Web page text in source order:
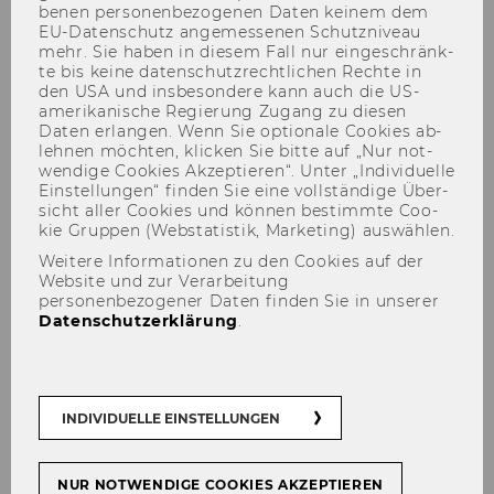
Unsere Studie: Aufbruch zu
einer neuen Schulkultur
TEILEN TEILEN
Hand­lungs­emp­feh­lun­gen für Leh­ren­
hungs­be­rech­tig­te zur er­folg­rei­chen
be­nen per­so­nen­be­zo­ge­nen Daten kei­nem dem
EU-​Datenschutz an­ge­mes­se­nen Schutz­ni­veau
mehr. Sie haben in die­sem Fall nur ein­ge­schränk­
te bis keine da­ten­schutz­recht­li­chen Rech­te in
den USA und ins­be­son­de­re kann auch die US-​
amerikanische Re­gie­rung Zu­gang zu die­sen
Daten er­lan­gen. Wenn Sie op­tio­na­le Coo­kies ab­
leh­nen möch­ten, kli­cken Sie bitte auf „Nur not­
wen­di­ge Coo­kies Ak­zep­tie­ren“. Unter „In­di­vi­du­el­le
Ein­stel­lun­gen“ fin­den Sie eine voll­stän­di­ge Über­
sicht aller Coo­kies und kön­nen be­stimm­te Coo­
kie Grup­pen (Web­sta­tis­tik, Mar­ke­ting) aus­wäh­len.
Weitere Informationen zu den Cookies auf der
Website und zur Verarbeitung
personenbezogener Daten finden Sie in unserer
Datenschutzerklärung.
INDIVIDUELLE EINSTELLUNGEN
NUR NOTWENDIGE COOKIES AKZEPTIEREN